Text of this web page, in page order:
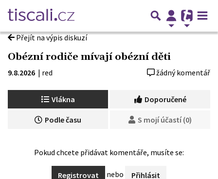
Přejít na výpis diskuzí
Obézní rodiče mívají obézní děti
9.8.2026 | red žádný komentář
Vlákna Doporučené
Podle času S mojí účastí (0)
Pokud chcete přidávat komentáře, musíte se:
Registrovat nebo Přihlásit